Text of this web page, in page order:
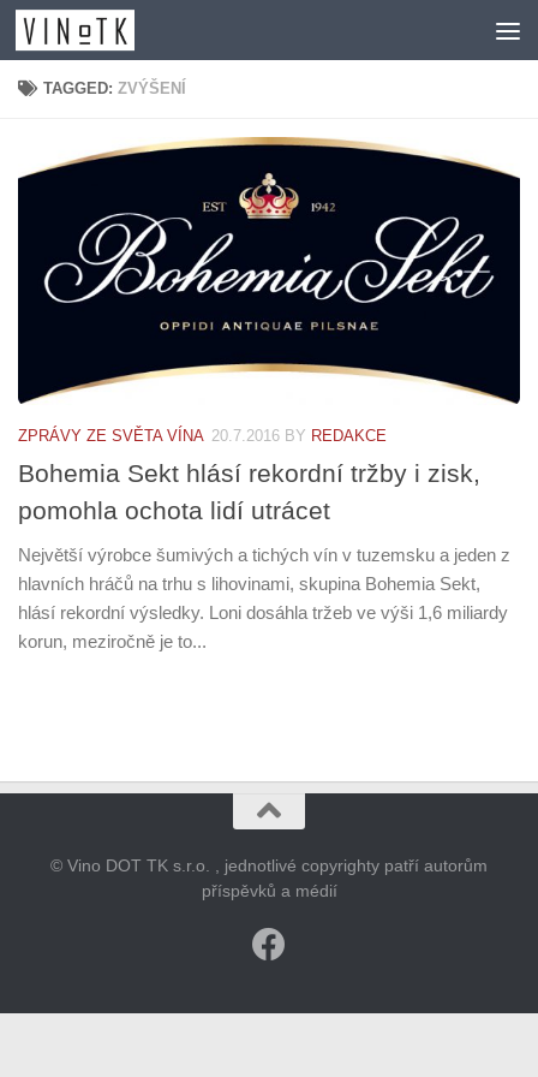
Skip to content
TAGGED:ZVÝŠENÍ
ZPRÁVY ZE SVĚTA VÍNA 20.7.2016 BY REDAKCE
Bohemia Sekt hlásí rekordní tržby i zisk,
pomohla ochota lidí utrácet
Největší výrobce šumivých a tichých vín v tuzemsku a jeden z
hlavních hráčů na trhu s lihovinami, skupina Bohemia Sekt,
hlásí rekordní výsledky. Loni dosáhla tržeb ve výši 1,6 miliardy
korun, meziročně je to...
© Vino DOT TK s.r.o. , jednotlivé copyrighty patří autorům
příspěvků a médií